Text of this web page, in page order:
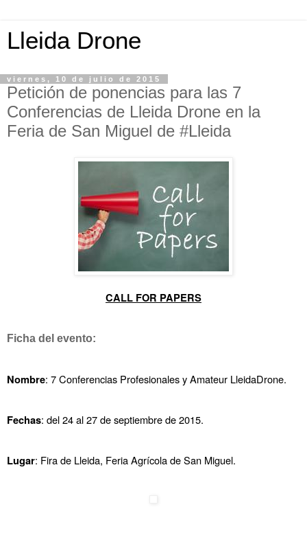
Lleida Drone
viernes, 10 de julio de 2015
Petición de ponencias para las 7
Conferencias de Lleida Drone en la
Feria de San Miguel de #Lleida
CALL FOR PAPERS
Ficha del evento:
Nombre: 7 Conferencias Profesionales y Amateur LleidaDrone.
Fechas: del 24 al 27 de septiembre de 2015.
Lugar: Fira de Lleida, Feria Agrícola de San Miguel.